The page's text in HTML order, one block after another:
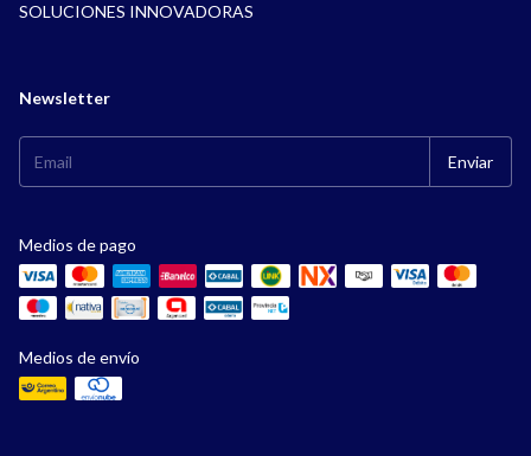
SOLUCIONES INNOVADORAS
Newsletter
Medios de pago
Medios de envío